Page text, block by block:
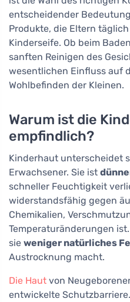
entscheidender
Produkte, die Eltern
Kinderseife. Ob beim
sanften Reinigen des
wesentlichen Einfluss auf
Wohlbefinden der Kleinen.
Warum ist die
empfindlich?
Kinderhaut unterscheidet
Erwachsener. Sie ist
schneller Feuchtigkeit
widerstandsfähig gegen
Chemikalien,
Temperaturänderungen
sie weniger natürliches
Austrocknung macht.
Die Haut von
entwickelte